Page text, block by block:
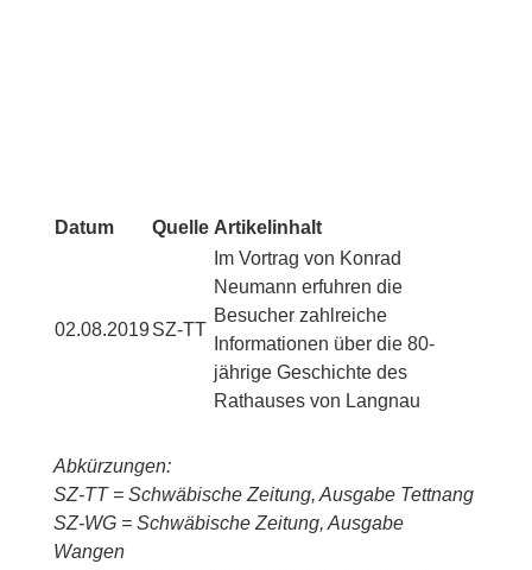
Datum Quelle Artikelinhalt
02.08.2019SZ-TT
Im Vortrag von Konrad
Neumann erfuhren die
Besucher zahlreiche
Informationen über die 80-
jährige Geschichte des
Rathauses von Langnau
Abkürzungen:
SZ-TT = Schwäbische Zeitung, Ausgabe Tettnang
SZ-WG = Schwäbische Zeitung, Ausgabe
Wangen